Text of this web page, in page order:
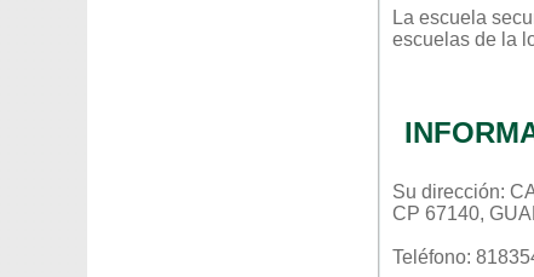
La escuela
escuelas de la
Su dirección:
CP 67140,
Teléfono: